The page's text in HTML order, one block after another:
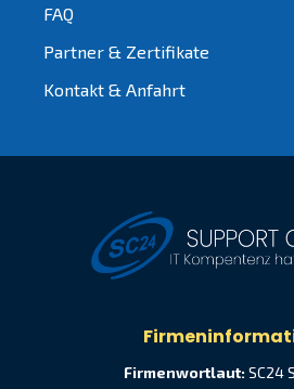
FAQ
Partner & Zertifikate
Kontakt & Anfahrt
Firmenwortlaut:SC24